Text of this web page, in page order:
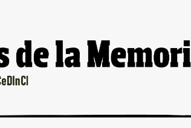
figura de la imaginación social del siglo